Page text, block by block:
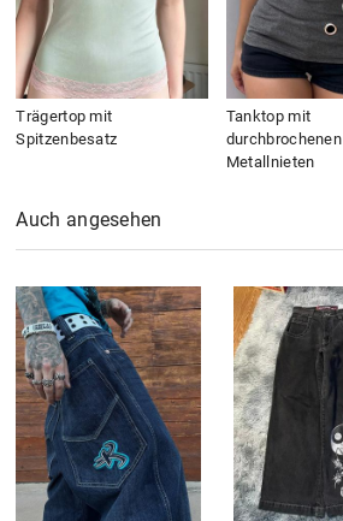
Trägertop mit
Spitzenbesatz
Tanktop mit
durchbrochenen
Metallnieten
Auch angesehen